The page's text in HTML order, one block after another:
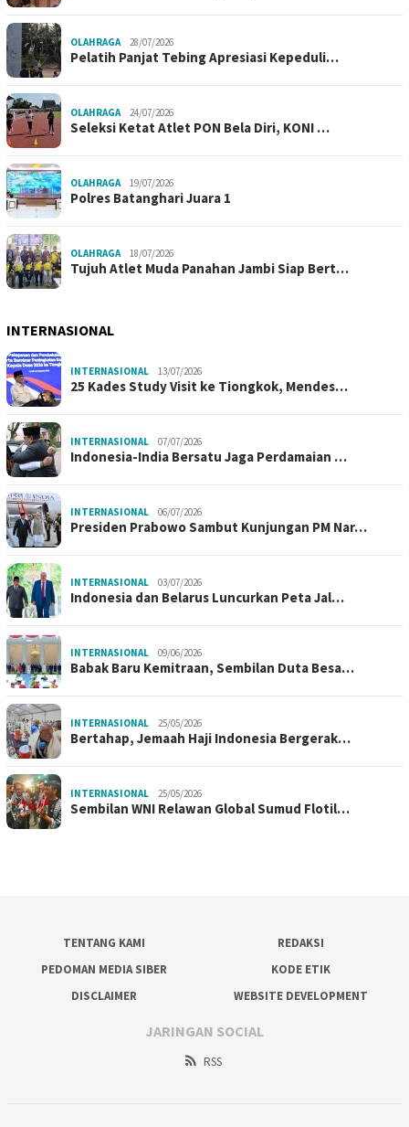
OLAHRAGA 28/07/2026
Pelatih Panjat Tebing Apresiasi Kepeduli…
OLAHRAGA 24/07/2026
Seleksi Ketat Atlet PON Bela Diri, KONI …
OLAHRAGA 19/07/2026
Polres Batanghari Juara 1
OLAHRAGA 18/07/2026
Tujuh Atlet Muda Panahan Jambi Siap Bert…
INTERNASIONAL
INTERNASIONAL 13/07/2026
25 Kades Study Visit ke Tiongkok, Mendes…
INTERNASIONAL 07/07/2026
Indonesia-India Bersatu Jaga Perdamaian …
INTERNASIONAL 06/07/2026
Presiden Prabowo Sambut Kunjungan PM Nar…
INTERNASIONAL 03/07/2026
Indonesia dan Belarus Luncurkan Peta Jal…
INTERNASIONAL 09/06/2026
Babak Baru Kemitraan, Sembilan Duta Besa…
INTERNASIONAL 25/05/2026
Bertahap, Jemaah Haji Indonesia Bergerak…
INTERNASIONAL 25/05/2026
Sembilan WNI Relawan Global Sumud Flotil…
TENTANG KAMI
REDAKSI
PEDOMAN MEDIA SIBER
KODE ETIK
DISCLAIMER
WEBSITE DEVELOPMENT
JARINGAN SOCIAL
RSS